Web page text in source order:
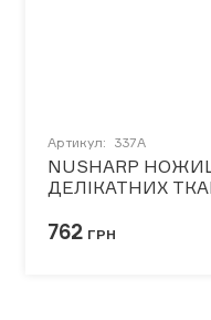
Артикул: 337A
NUSHARP
ДЕЛІКАТНИХ
762 ГРН